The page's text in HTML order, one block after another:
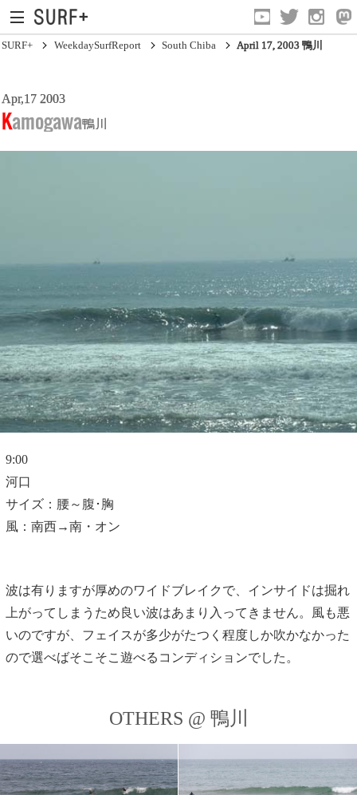
South Ibaraki
Monthly Archive
SURF+ WeekdaySurfReport South Chiba April 17, 2003 鴨川
Apr,17 2003
Kamogawa鴨川
9:00
河口
サイズ：腰～腹･胸
風：南西→南・オン
波は有りますが厚めのワイドブレイクで、インサイドは掘れ
上がってしまうため良い波はあまり入ってきません。風も悪
いのですが、フェイスが多少がたつく程度しか吹かなかった
ので選べばそこそこ遊べるコンディションでした。
OTHERS @ 鴨川